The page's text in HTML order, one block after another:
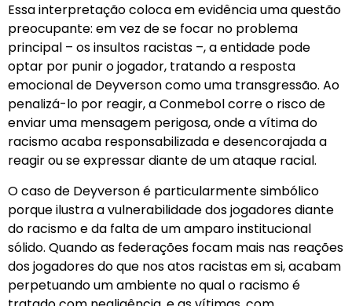
Essa interpretação coloca em evidência uma questão
preocupante: em vez de se focar no problema
principal – os insultos racistas –, a entidade pode
optar por punir o jogador, tratando a resposta
emocional de Deyverson como uma transgressão. Ao
penalizá-lo por reagir, a Conmebol corre o risco de
enviar uma mensagem perigosa, onde a vítima do
racismo acaba responsabilizada e desencorajada a
reagir ou se expressar diante de um ataque racial.
O caso de Deyverson é particularmente simbólico
porque ilustra a vulnerabilidade dos jogadores diante
do racismo e da falta de um amparo institucional
sólido. Quando as federações focam mais nas reações
dos jogadores do que nos atos racistas em si, acabam
perpetuando um ambiente no qual o racismo é